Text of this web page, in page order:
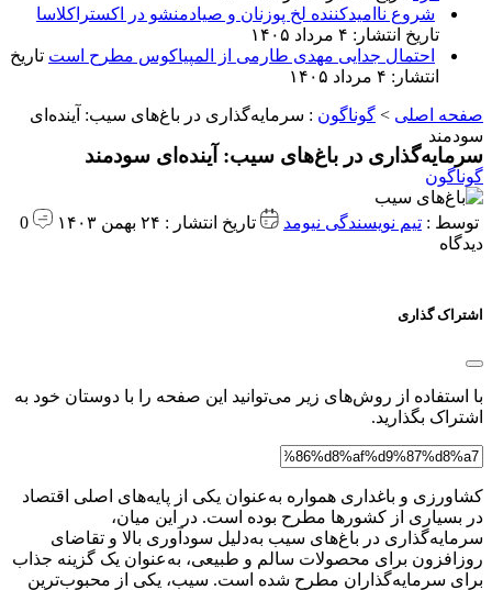
شروع ناامیدکننده لخ پوزنان و صیادمنشو در اکستراکلاسا
تاریخ انتشار: ۴ مرداد ۱۴۰۵
احتمال جدایی مهدی طارمی از المپیاکوس مطرح است تاریخ
انتشار: ۴ مرداد ۱۴۰۵
صفحه اصلی > گوناگون : سرمایه‌گذاری در باغ‌های سیب: آینده‌ای
سودمند
سرمایه‌گذاری در باغ‌های سیب: آینده‌ای سودمند
گوناگون
توسط : تیم نویسندگی نیومد تاریخ انتشار : ۲۴ بهمن ۱۴۰۳
0
دیدگاه
اشتراک گذاری
با استفاده از روش‌های زیر می‌توانید این صفحه را با دوستان خود به
اشتراک بگذارید.
کشاورزی و باغداری همواره به‌عنوان یکی از پایه‌های اصلی اقتصاد
در بسیاری از کشورها مطرح بوده است. در این میان،
سرمایه‌گذاری در باغ‌های سیب به‌دلیل سودآوری بالا و تقاضای
روزافزون برای محصولات سالم و طبیعی، به‌عنوان یک گزینه جذاب
برای سرمایه‌گذاران مطرح شده است. سیب، یکی از محبوب‌ترین